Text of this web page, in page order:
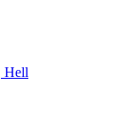
Hell